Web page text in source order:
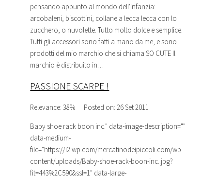
pensando appunto al mondo dell'infanzia:
arcobaleni, biscottini, collane a lecca lecca con lo
zucchero, o nuvolette. Tutto molto dolce e semplice.
Tutti gli accessori sono fatti a mano da me, e sono
prodotti del mio marchio che si chiama SO CUTE Il
marchio è distribuito in…
PASSIONE SCARPE !
Relevance: 38% Posted on: 26 Set 2011
Baby shoe rack boon inc." data-image-description=""
data-medium-
file="https://i2.wp.com/mercatinodeipiccoli.com/wp-
content/uploads/Baby-shoe-rack-boon-inc..jpg?
fit=443%2C590&ssl=1" data-large-